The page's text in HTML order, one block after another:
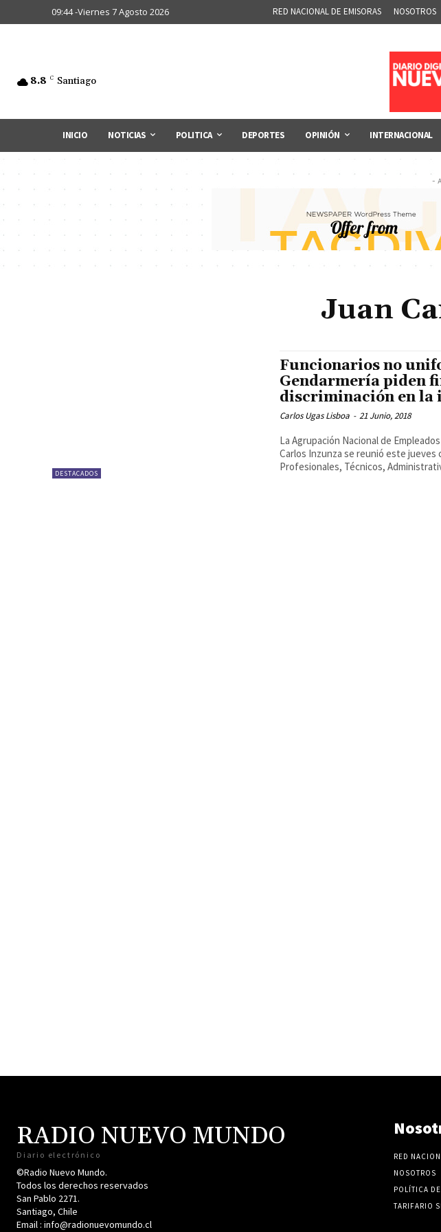
09:44 -Viernes 7 Agosto 2026 RED NACIONAL DE EMISORAS NOSOTROS
8.8 C Santiago
INICIO NOTICIAS POLITICA DEPORTES OPINIÓN INTERNACIONAL
-
Juan
DESTACADOS
Funcionarios no
Gendarmería piden
discriminación en
Carlos Ugas Lisboa - 21 Junio, 2018
La Agrupación Nacional de
Carlos Inzunza se reunió este jueves
Profesionales, Técnicos,
RADIO NUEVO MUNDO
Diario electrónico
©Radio Nuevo Mundo.
Todos los derechos reservados
San Pablo 2271.
Santiago, Chile
Email : info@radionuevomundo.cl
RED
NOSOTROS
POLÍTICA
TARIFARIO